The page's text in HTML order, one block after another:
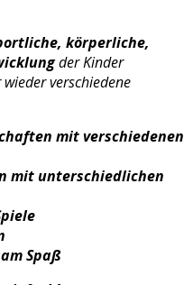
körperliche,
der Kinder
verschiedene
mit verschiedenen
mitunterschiedlichen
Spaß